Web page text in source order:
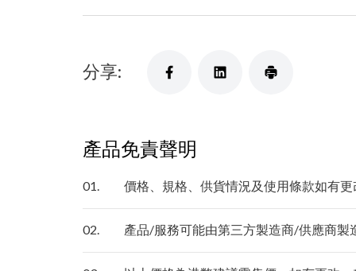
分享:
產品免責聲明
01. 價格、規格、供貨情況及使用條款如有
02. 產品/服務可能由第三方製造商/供應商